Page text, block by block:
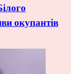
окупантів